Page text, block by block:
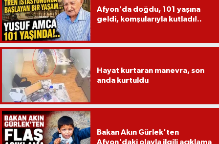
Afyon'da doğdu, 101 yaşına
geldi, komşularıyla kutladı!..
Hayat kurtaran manevra, son
anda kurtuldu
Bakan Akın Gürlek'ten
Afyon'daki olayla ilgili açıklama